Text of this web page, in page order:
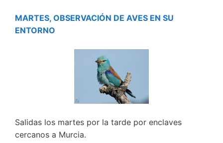
MARTES, OBSERVACIÓN DE AVES EN SU
ENTORNO
Salidas los martes por la tarde por enclaves
cercanos a Murcia.